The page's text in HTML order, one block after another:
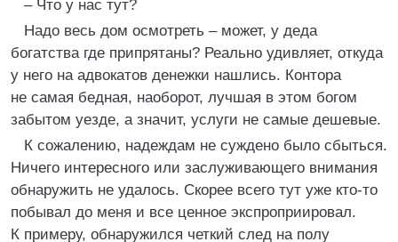
– Что у нас тут?
Надо весь дом осмотреть – может, у деда
богатства где припрятаны? Реально удивляет, откуда
у него на адвокатов денежки нашлись. Контора
не самая бедная, наоборот, лучшая в этом богом
забытом уезде, а значит, услуги не самые дешевые.
К сожалению, надеждам не суждено было сбыться.
Ничего интересного или заслуживающего внимания
обнаружить не удалось. Скорее всего тут уже кто-то
побывал до меня и все ценное экспроприировал.
К примеру, обнаружился четкий след на полу